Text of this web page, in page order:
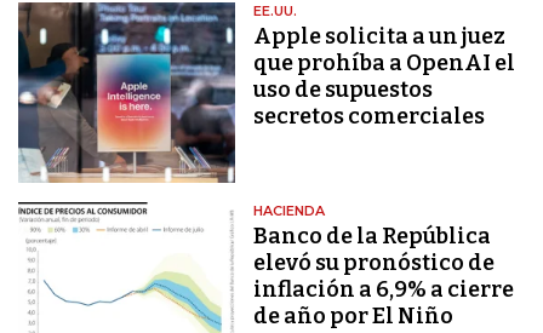
EE.UU.
Apple solicita a un juez
que prohíba a OpenAI el
uso de supuestos
secretos comerciales
HACIENDA
Banco de la República
elevó su pronóstico de
inflación a 6,9% a cierre
de año por El Niño